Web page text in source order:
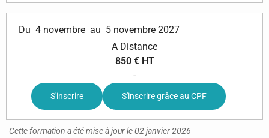
Du 4 novembre au 5 novembre 2027
A Distance
850 € HT
-
S'inscrire S'inscrire grâce au CPF
Cette formation a été mise à jour le 02 janvier 2026